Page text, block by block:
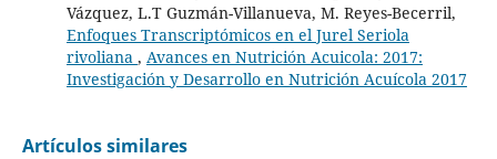
Vázquez, L.T Guzmán-Villanueva, M. Reyes-Becerril,
Enfoques Transcriptómicos en el Jurel Seriola
rivoliana , Avances en Nutrición Acuicola: 2017:
Investigación y Desarrollo en Nutrición Acuícola 2017
Artículos similares